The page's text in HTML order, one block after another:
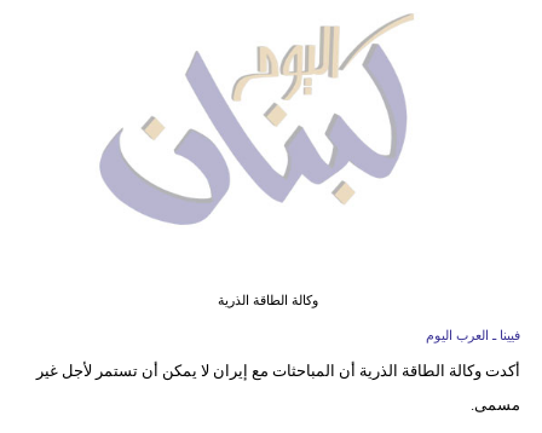
أزياء
وكالة الطاقة الذرية
فيينا ـ العرب اليوم
أكدت وكالة الطاقة الذرية أن المباحثات مع إيران لا يمكن أن تستمر لأجل غير
مسمى.